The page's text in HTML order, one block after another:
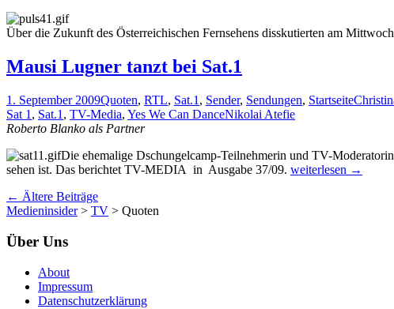
Über die Zukunft des Österreichischen Fernsehens disskutierten am
Mausi Lugner tanzt bei Sat.1
1. September 2009Quoten, RTL, Sat.1 , Sender, Sendungen, Startseite
Sat 1 , Sat.1 , TV-Media, Yes We Can DanceNikolai Atefie
Roberto Blanko als Partner
Die ehemalige Dschungelcamp-Teilnehmerin und TV-
sehen ist. Das berichtet TV-MEDIA in Ausgabe 37/09. Mausi
weiterlesen →
Beitrags-
Navigation
← Ältere Beiträge
Medieninsider> TV > Quoten
Über Uns
About
Impressum
Datenschutzerklärung